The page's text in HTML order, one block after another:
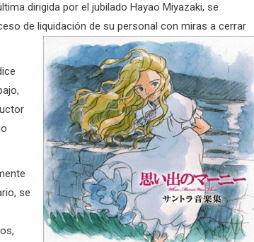
dirigida por el jubilado Hayao Miyazaki, se
de liquidación de su personal con miras a cerrar
se